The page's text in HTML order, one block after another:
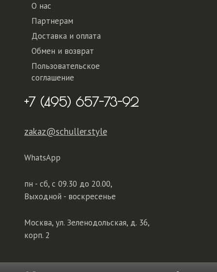
О нас
Партнерам
Доставка и оплата
Обмен и возврат
Пользовательское
соглашение
+7 (495) 657-73-92
zakaz@schuller.style
WhatsApp
пн - сб, с 09.30 до 20.00,
Выходной - воскресенье
Москва, ул. Зеленодольская, д. 36,
корп. 2